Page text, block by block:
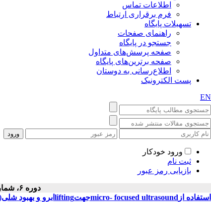
اطلاعات تماس
فرم برقراری ارتباط
تسهیلات پایگاه
راهنمای صفحات
جستجو در پایگاه
صفحه پرسش‌های متداول
صفحه برترین‌های پایگاه
اطلاع‌رسانی به دوستان
پست الکترونیک
EN
ورود خودکار
ثبت نام
بازیابی رمز عبور
دوره ۶، شماره ۱ - ( ۶-۱۳۸۸ )
استفاده ازmicro- focused ultrasoundجهتliftingابرو و بهبود شلی(laxity)وtextureپوست (نتایج اولیه یک مطالعه مولتی سنتریک )